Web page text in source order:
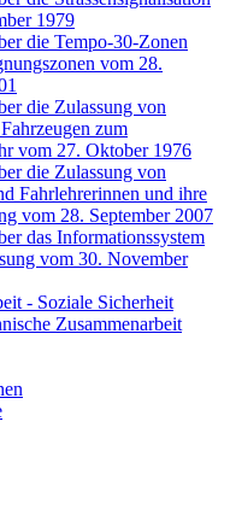
1979
die Tempo-30-Zonen
vom 28.
die Zulassung von
zum
vom 27. Oktober 1976
die Zulassung von
Fahrlehrerinnen und ihre
vom 28. September 2007
das Informationssystem
vom 30. November
- Soziale Sicherheit
Zusammenarbeit